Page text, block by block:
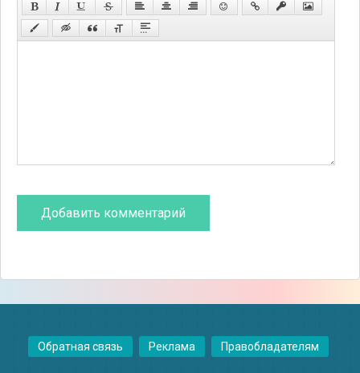
Обратная связь Реклама Правобладателям